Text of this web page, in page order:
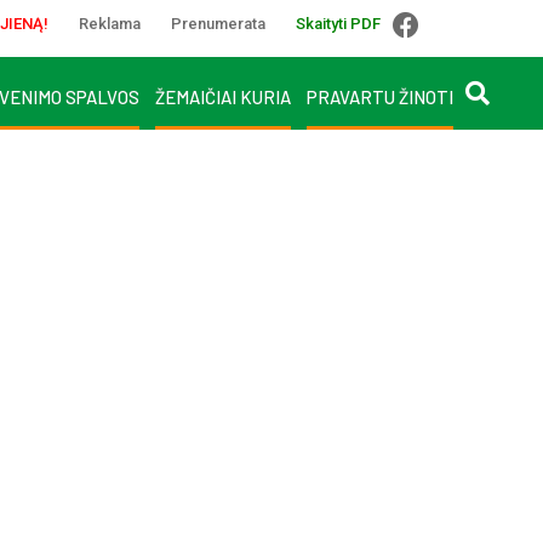
Reklama Prenumerata Skaityti PDF
SPALVOS ŽEMAIČIAI KURIA PRAVARTU ŽINOTI